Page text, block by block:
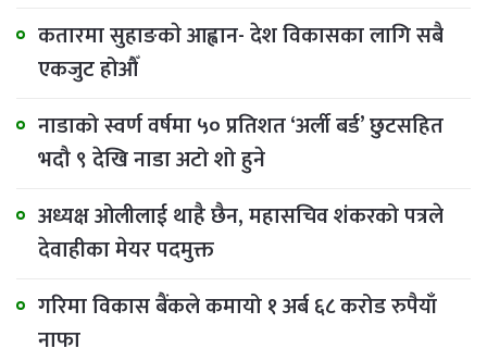
कतारमा सुहाङकाे आह्वान- देश विकासका लागि सबै
एकजुट होऔँ
नाडाको स्वर्ण वर्षमा ५० प्रतिशत ‘अर्ली बर्ड’ छुटसहित
भदौ ९ देखि नाडा अटो शो हुने
अध्यक्ष ओलीलाई थाहै छैन, महासचिव शंकरको पत्रले
देवाहीका मेयर पदमुक्त
गरिमा विकास बैंकले कमायो १ अर्ब ६८ करोड रुपैयाँ
नाफा